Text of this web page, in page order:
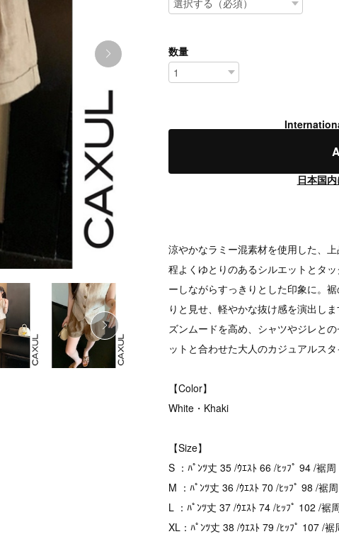
数量
日本国
涼やかなラミー混素材を使用した、
程よくゆとりのあるシルエットとタ
ーしながらすっきりとした印象に。
りと見せ、軽やかな抜け感を演出し
ズンムードを高め、シャツやジレと
ットと合わせた大人のカジュアルスタ
【Color】
White・Khaki
【Size】
S ：ﾊﾟﾝﾂ丈 35 /ｳｴｽﾄ 66 /ﾋｯﾌﾟ 94 /裾
M ：ﾊﾟﾝﾂ丈 36 /ｳｴｽﾄ 70 /ﾋｯﾌﾟ 98 /裾
L ：ﾊﾟﾝﾂ丈 37 /ｳｴｽﾄ 74 /ﾋｯﾌﾟ 102 /裾
XL：ﾊﾟﾝﾂ丈 38 /ｳｴｽﾄ 79 /ﾋｯﾌﾟ 107 /